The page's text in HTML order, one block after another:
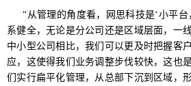
“从管理的角度看，网思科技是‘小平
系健全，无论是分公司还是区域层面，一
中小型公司相比，我们可以更及时把握客
应，这使得我们业务调整步伐较快，这也
们实行扁平化管理，从总部下沉到区域，